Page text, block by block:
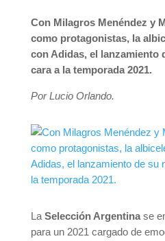
Con Milagros Menéndez y
como protagonistas, la
con Adidas, el lanzamiento
cara a la temporada 2021.
Por Lucio Orlando.
La Selección Argentinase
para un 2021 cargado de